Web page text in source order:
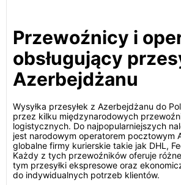
Przewoźnicy i
obsługujący
Azerbejdżanu
Wysyłka przesyłek z Azerbejdżanu do
przez kilku międzynarodowych
logistycznych. Do najpopularniejszych
jest narodowym operatorem pocztowym
globalne firmy kurierskie takie jak DHL,
Każdy z tych przewoźników oferuje
tym przesyłki ekspresowe oraz
do indywidualnych potrzeb klientów.